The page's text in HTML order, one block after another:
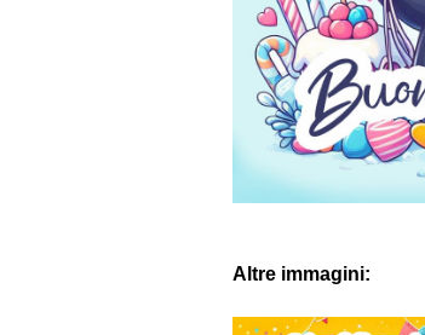
Altre immagini: